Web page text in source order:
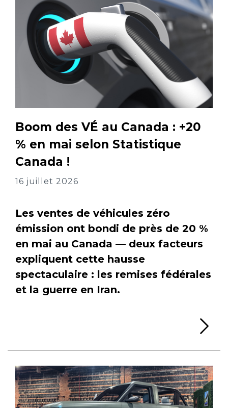
Boom des VÉ au Canada : +20
% en mai selon Statistique
Canada !
16 juillet 2026
Les ventes de véhicules zéro
émission ont bondi de près de 20 %
en mai au Canada — deux facteurs
expliquent cette hausse
spectaculaire : les remises fédérales
et la guerre en Iran.